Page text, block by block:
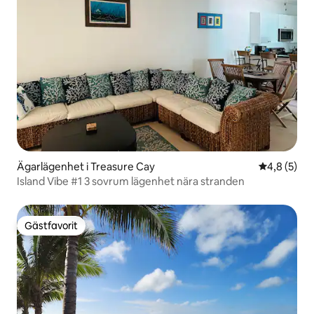
Ägarlägenhet i Treasure Cay 4,8 av 5 i
4,8 (5)
Island Vibe #1 3 sovrum lägenhet nära stranden
Gästfavorit
Gästfavorit